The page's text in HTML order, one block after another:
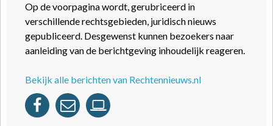
Op de voorpagina wordt, gerubriceerd in
verschillende rechtsgebieden, juridisch nieuws
gepubliceerd. Desgewenst kunnen bezoekers naar
aanleiding van de berichtgeving inhoudelijk reageren.
Bekijk alle berichten van Rechtennieuws.nl